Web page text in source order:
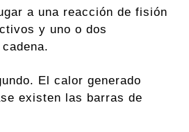
a una reacción de fisión
y uno o dos
El calor generado
existen las barras de